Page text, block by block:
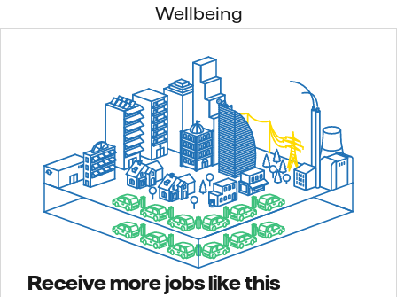
Wellbeing
Receive more jobs like this